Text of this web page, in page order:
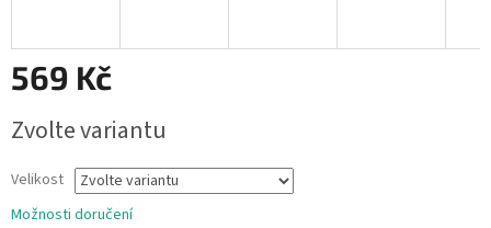
569 Kč
cena:
Zvolte variantu
Velikost
Možnosti doručení